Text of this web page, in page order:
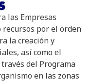
las Empresas
recursos por el orden
la creación y
así como el
del Programa
en las zonas